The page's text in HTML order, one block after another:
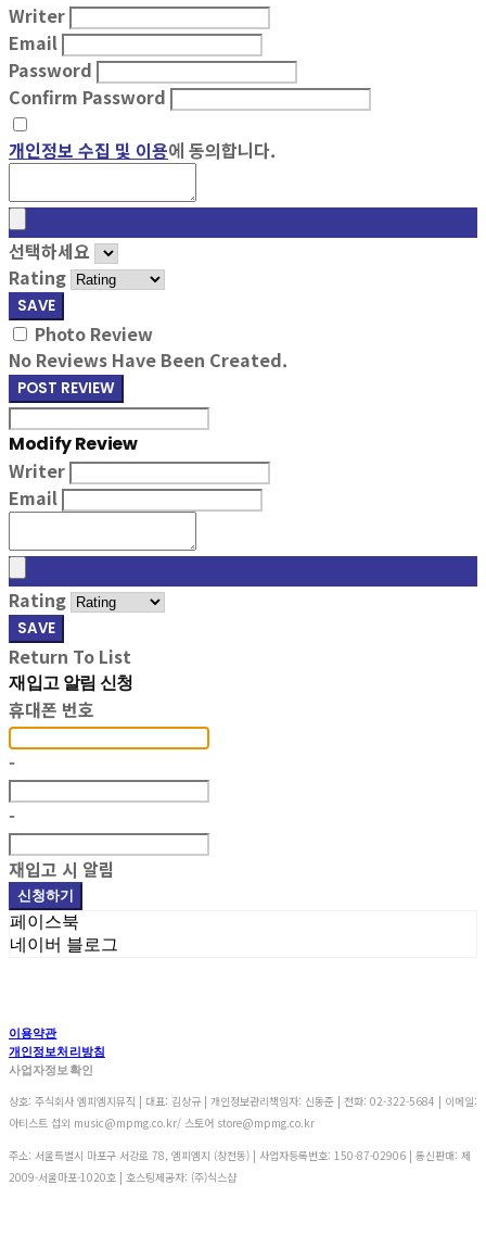
Writer
Email
Password
Confirm Password
개인정보 수집 및 이용에 동의합니다.
선택하세요
Rating
SAVE
Photo Review
No Reviews Have Been Created.
POST REVIEW
Modify Review
Writer
Email
Rating
SAVE
Return To List
재입고 알림 신청
휴대폰 번호
-
-
재입고 시 알림
신청하기
페이스북
네이버 블로그
이용약관
개인정보처리방침
사업자정보확인
상호: 주식회사 엠피엠지뮤직 | 대표: 김상규 | 개인정보관리책임자: 신동준 | 전화: 02-322-5684 | 이메일:
아티스트 섭외 music@mpmg.co.kr/ 스토어 store@mpmg.co.kr
주소: 서울특별시 마포구 서강로 78, 엠피엠지 (창전동) | 사업자등록번호: 150-87-02906 | 통신판매: 제
2009-서울마포-1020호 | 호스팅제공자: (주)식스샵